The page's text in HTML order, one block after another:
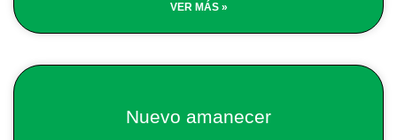
VER MÁS »
Nuevo amanecer